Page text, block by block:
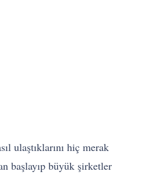
ulaştıklarını hiç merak
başlayıp büyük şirketler